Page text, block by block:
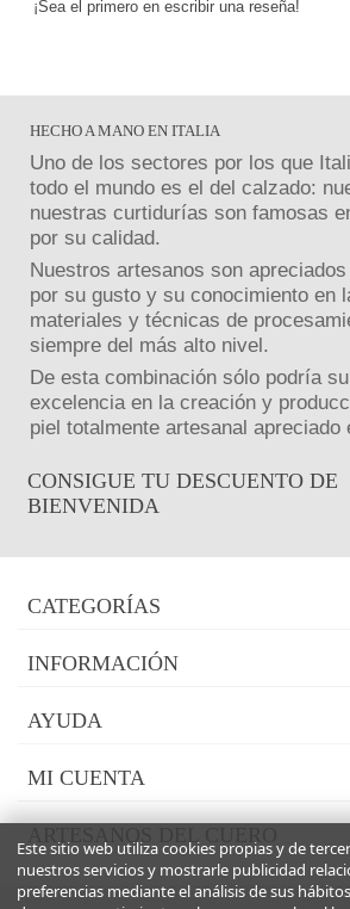
¡Sea el primero en escribir una reseña!
HECHO A MANO EN ITALIA
Uno de los sectores por los que
todo el mundo es el del calzado:
nuestras curtidurías son famosas
por su calidad.
Nuestros artesanos son
por su gusto y su conocimiento en
materiales y técnicas de
siempre del más alto nivel.
De esta combinación sólo podría
excelencia en la creación y
piel totalmente artesanal apreciado
CONSIGUE TU DESCUENTO DE
BIENVENIDA
CATEGORÍAS
INFORMACIÓN
AYUDA
MI CUENTA
Este sitio web utiliza cookies propias y de
nuestros servicios y mostrarle publicidad
preferencias mediante el análisis de sus